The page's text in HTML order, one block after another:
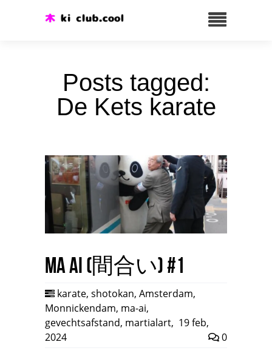
Posts tagged:
De Kets karate
Ma ai (間合い) #1
karate, shotokan, Amsterdam,
Monnickendam, ma-ai,
gevechtsafstand, martialart, 19 feb,
2024
0